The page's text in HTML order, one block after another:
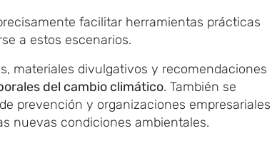
facilitar herramientas prácticas
a estos escenarios.
materiales divulgativos y recomendaciones
del cambio climático. También se
prevención y organizaciones empresariales
nuevas condiciones ambientales.